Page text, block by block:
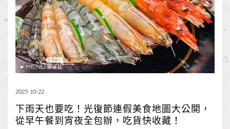
2025-10-22
下雨天也要吃！光復節連假美食地圖大公開，
從早午餐到宵夜全包辦，吃貨快收藏！